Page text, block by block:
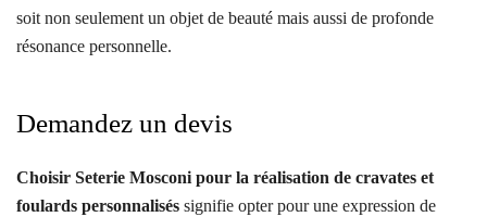
soit non seulement un objet de beauté mais aussi de profonde
résonance personnelle.
Demandez un devis
Choisir Seterie Mosconi pour la réalisation de cravates et
foulards personnalisés signifie opter pour une expression de